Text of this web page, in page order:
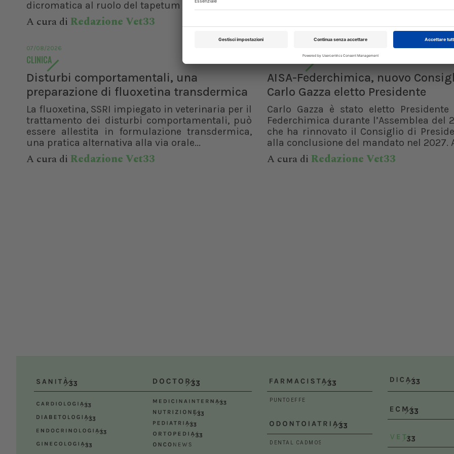
dicromatica al ruolo del tapetum lucidum, fino...
A cura di Redazione Vet33
07/08/2026
CLINICA
Disturbi comportamentali, una
preparazione di fluoxetina transdermica
La fluoxetina, SSRI impiegato in veterinaria per il
trattamento dei disturbi comportamentali, può
essere allestita in formulazione transdermica,
una pratica alternativa alla via orale...
A cura di Redazione Vet33
DAL SETTORE
AISA-Federchimica, nuovo
Carlo Gazza eletto Presidente
Carlo Gazza è stato eletto Presidente
Federchimica durante l’Assemblea del
che ha rinnovato il Consiglio di
alla conclusione del mandato nel 2027.
A cura di Redazione Vet33